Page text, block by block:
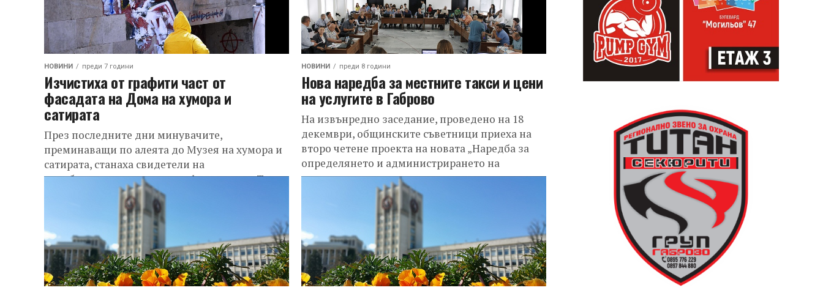
НОВИНИ преди 7 години
Изчистиха от графити част от
фасадата на Дома на хумора и
сатирата
През последните дни минувачите,
преминаващи по алеята до Музея на хумора и
сатирата, станаха свидетели на
преобразяването на част от фасадата му. Това
НОВИНИ преди 8 години
Нова наредба за местните такси и цени
на услугите в Габрово
На извънредно заседание, проведено на 18
декември, общинските съветници приеха на
второ четене проекта на новата „Наредба за
определянето и администрирането на
местните такси, цени на...